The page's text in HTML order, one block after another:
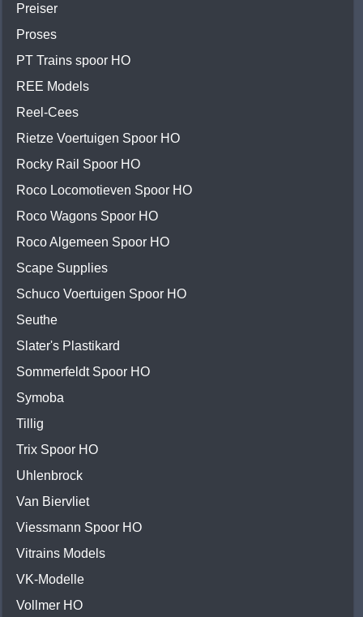
Preiser
Proses
PT Trains spoor HO
REE Models
Reel-Cees
Rietze Voertuigen Spoor HO
Rocky Rail Spoor HO
Roco Locomotieven Spoor HO
Roco Wagons Spoor HO
Roco Algemeen Spoor HO
Scape Supplies
Schuco Voertuigen Spoor HO
Seuthe
Slater's Plastikard
Sommerfeldt Spoor HO
Symoba
Tillig
Trix Spoor HO
Uhlenbrock
Van Biervliet
Viessmann Spoor HO
Vitrains Models
VK-Modelle
Vollmer HO